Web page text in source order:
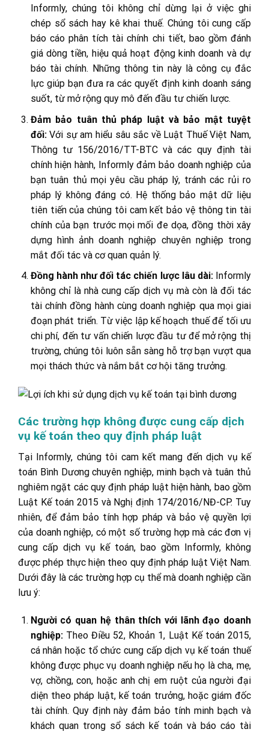
Informly, chúng tôi không chỉ dừng lại ở việc ghi
chép sổ sách hay kê khai thuế. Chúng tôi cung cấp
báo cáo phân tích tài chính chi tiết, bao gồm đánh
giá dòng tiền, hiệu quả hoạt động kinh doanh và dự
báo tài chính. Những thông tin này là công cụ đắc
lực giúp bạn đưa ra các quyết định kinh doanh sáng
suốt, từ mở rộng quy mô đến đầu tư chiến lược.
Đảm bảo tuân thủ pháp luật và bảo mật tuyệt
đối:Với sự am hiểu sâu sắc về Luật Thuế Việt Nam,
Thông tư 156/2016/TT-BTC và các quy định tài
chính hiện hành, Informly đảm bảo doanh nghiệp của
bạn tuân thủ mọi yêu cầu pháp lý, tránh các rủi ro
pháp lý không đáng có. Hệ thống bảo mật dữ liệu
tiên tiến của chúng tôi cam kết bảo vệ thông tin tài
chính của bạn trước mọi mối đe dọa, đồng thời xây
dựng hình ảnh doanh nghiệp chuyên nghiệp trong
mắt đối tác và cơ quan quản lý.
Đồng hành như đối tác chiến lược lâu dài:Informly
không chỉ là nhà cung cấp dịch vụ mà còn là đối tác
tài chính đồng hành cùng doanh nghiệp qua mọi giai
đoạn phát triển. Từ việc lập kế hoạch thuế để tối ưu
chi phí, đến tư vấn chiến lược đầu tư để mở rộng thị
trường, chúng tôi luôn sẵn sàng hỗ trợ bạn vượt qua
mọi thách thức và nắm bắt cơ hội tăng trưởng.
Các trường hợp không được cung cấp dịch
vụ kế toán theo quy định pháp luật
Tại Informly, chúng tôi cam kết mang đến dịch vụ kế
toán Bình Dương chuyên nghiệp, minh bạch và tuân thủ
nghiêm ngặt các quy định pháp luật hiện hành, bao gồm
Luật Kế toán 2015 và Nghị định 174/2016/NĐ-CP. Tuy
nhiên, để đảm bảo tính hợp pháp và bảo vệ quyền lợi
của doanh nghiệp, có một số trường hợp mà các đơn vị
cung cấp dịch vụ kế toán, bao gồm Informly, không
được phép thực hiện theo quy định pháp luật Việt Nam.
Dưới đây là các trường hợp cụ thể mà doanh nghiệp cần
lưu ý:
Người có quan hệ thân thích với lãnh đạo doanh
nghiệp:Theo Điều 52, Khoản 1, Luật Kế toán 2015,
cá nhân hoặc tổ chức cung cấp dịch vụ kế toán thuế
không được phục vụ doanh nghiệp nếu họ là cha, mẹ,
vợ, chồng, con, hoặc anh chị em ruột của người đại
diện theo pháp luật, kế toán trưởng, hoặc giám đốc
tài chính. Quy định này đảm bảo tính minh bạch và
khách quan trong sổ sách kế toán và báo cáo tài